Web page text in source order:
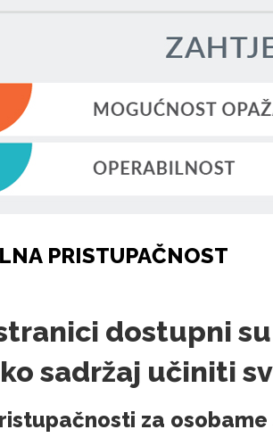
PRISTUPAČNOST
dostupni
sadržaj učiniti
za